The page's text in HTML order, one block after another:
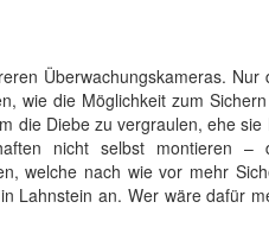
Überwachungskameras. Nur
wie die Möglichkeit zum
die Diebe zu vergraulen, ehe sie
nicht selbst montieren –
welche nach wie vor mehr
Lahnstein an. Wer wäre dafür